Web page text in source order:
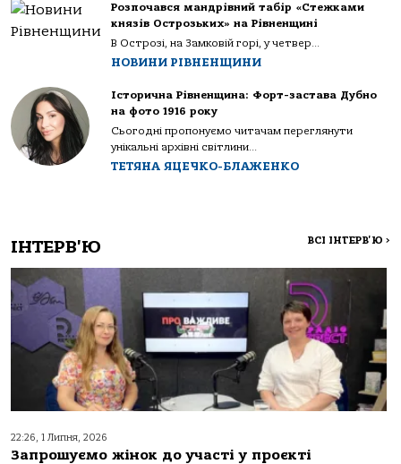
Розпочався мандрівний табір «Стежками
князів Острозьких» на Рівненщині
В Острозі, на Замковій горі, у четвер...
НОВИНИ РІВНЕНЩИНИ
Історична Рівненщина: Форт-застава Дубно
на фото 1916 року
Сьогодні пропонуємо читачам переглянути
унікальні архівні світлини...
ТЕТЯНА ЯЦЕЧКО-БЛАЖЕНКО
ІНТЕРВ'Ю ВСІ ІНТЕРВ'Ю >
22:26, 1 Липня, 2026
Запрошуємо жінок до участі у проєкті